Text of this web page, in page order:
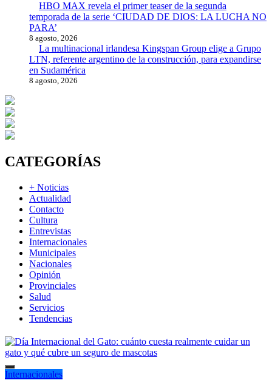
HBO MAX revela el primer teaser de la segunda
temporada de la serie ‘CIUDAD DE DIOS: LA LUCHA NO
PARA’
8 agosto, 2026
La multinacional irlandesa Kingspan Group elige a Grupo
LTN, referente argentino de la construcción, para expandirse
en Sudamérica
8 agosto, 2026
CATEGORÍAS
+ Noticias
Actualidad
Contacto
Cultura
Entrevistas
Internacionales
Municipales
Nacionales
Opinión
Provinciales
Salud
Servicios
Tendencias
Internacionales